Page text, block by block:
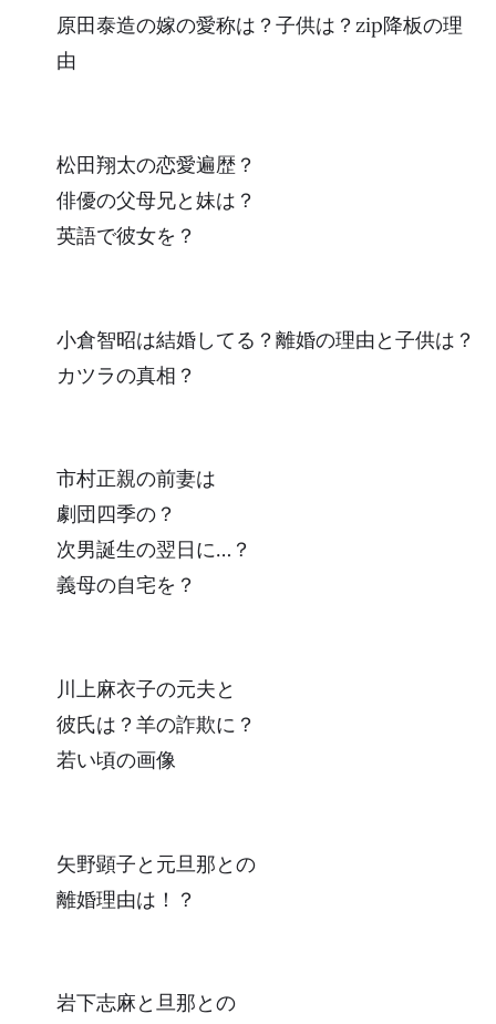
原田泰造の嫁の愛称は？子供は？zip降板の理
由
松田翔太の恋愛遍歴？
俳優の父母兄と妹は？
英語で彼女を？
小倉智昭は結婚してる？離婚の理由と子供は？
カツラの真相？
市村正親の前妻は
劇団四季の？
次男誕生の翌日に…？
義母の自宅を？
川上麻衣子の元夫と
彼氏は？羊の詐欺に？
若い頃の画像
矢野顕子と元旦那との
離婚理由は！？
岩下志麻と旦那との